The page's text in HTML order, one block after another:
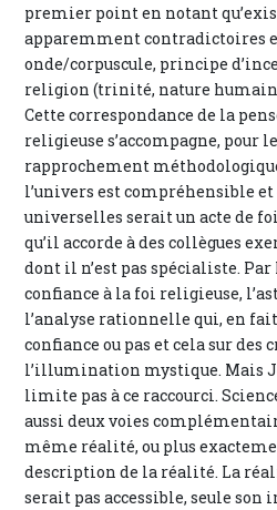
premier point en notant
apparemment contradictoires
onde/corpuscule, principe
religion (trinité, nature
Cette correspondance de la
religieuse s’accompagne, pour
rapprochement
l’univers est compréhensible et
universelles serait un acte de
qu’il accorde à des collègues
dont il n’est pas spécialiste.
confiance à la foi religieuse,
l’analyse rationnelle qui, en
confiance ou pas et cela sur des
l’illumination mystique. Mais
limite pas à ce raccourci.
aussi deux voies
même réalité, ou plus
description de la réalité. La
serait pas accessible, seule son